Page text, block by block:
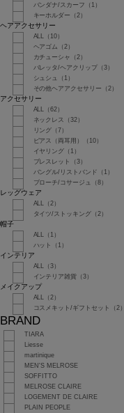
バンダナ/スカーフ（1）
キーホルダー（2）
ヘアアクセサリー
ALL（10）
ヘアゴム（2）
カチューシャ（2）
バレッタ/ヘアクリップ（3）
シュシュ（1）
その他ヘアアクセサリー（2）
アクセサリー
ALL（62）
ネックレス（32）
リング（7）
ピアス（両耳用）（10）
イヤリング（1）
ブレスレット（3）
バングル/リストバンド（1）
ブローチ/コサージュ（8）
レッグウェア
ALL（2）
タイツ/ストッキング（2）
帽子
ALL（1）
ハット（1）
インテリア
ALL（3）
インテリア雑貨（3）
メイクアップ
ALL（2）
コスメキット/ギフトセット（2）
BRAND
TIARA
Liesse
martinique
MEN'S MELROSE
SOFFITTO
MELROSE CLAIRE
LOGEMENT DE CLAIRE
PLAIN PEOPLE